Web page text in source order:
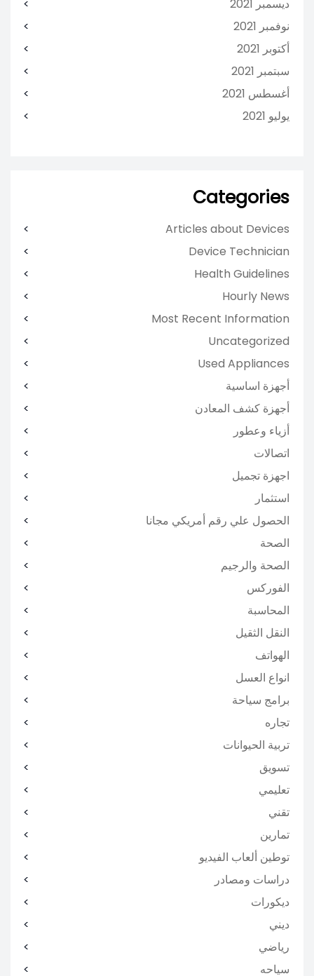
ديسمبر 2021
نوفمبر 2021
أكتوبر 2021
سبتمبر 2021
أغسطس 2021
يوليو 2021
Categories
Articles about Devices
Device Technician
Health Guidelines
Hourly News
Most Recent Information
Uncategorized
Used Appliances
أجهزة اساسية
أجهزة كشف المعادن
أزياء وعطور
اتصالات
اجهزة تجميل
استثمار
الحصول علي رقم أمريكي مجانا
الصحة
الصحة والرجيم
الفوركس
المحاسبة
النقل الثقيل
الهواتف
انواع العسل
برامج سياحة
تجاره
تربية الحيوانات
تسويق
تعليمي
تقني
تمارين
توطين ألعاب الفيديو
دراسات ومصادر
ديكورات
ديني
رياضي
سياحه